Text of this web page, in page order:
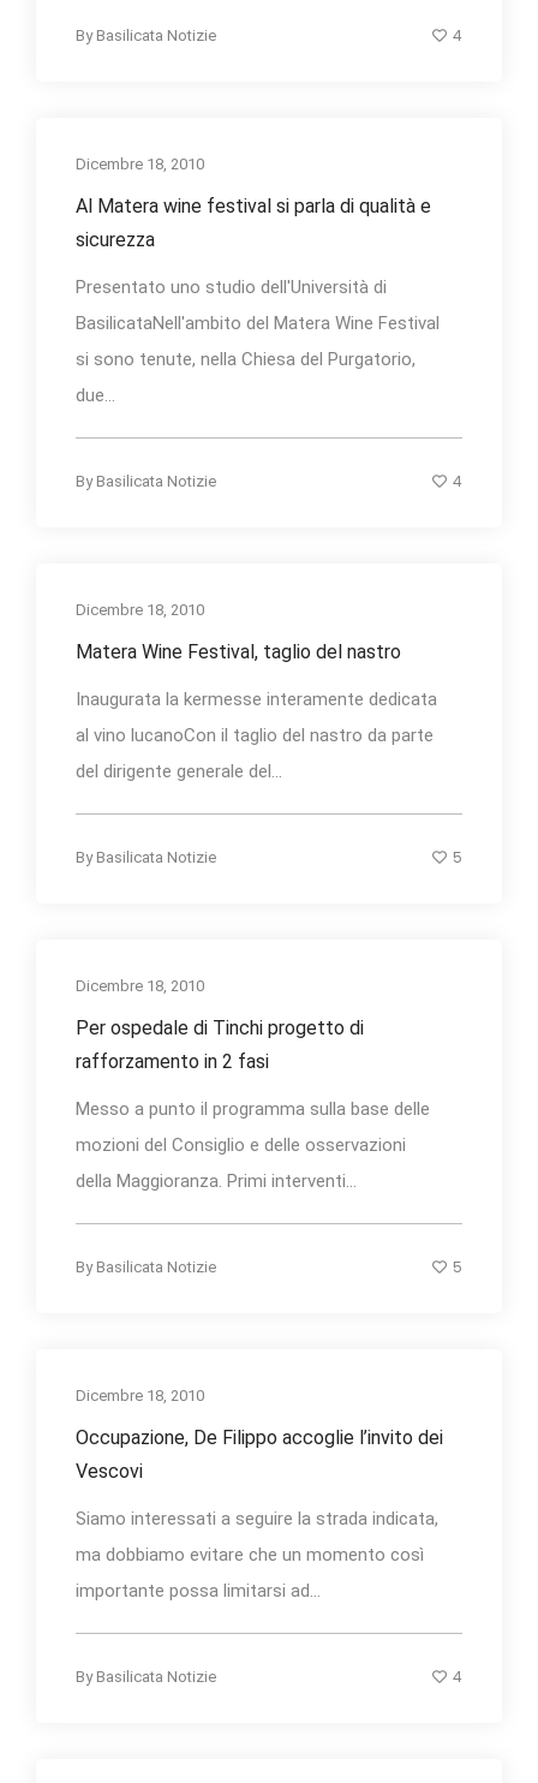
By Basilicata Notizie 4
Dicembre 18, 2010
Al Matera wine festival si parla di qualità e
sicurezza
Presentato uno studio dell'Università di
BasilicataNell'ambito del Matera Wine Festival
si sono tenute, nella Chiesa del Purgatorio,
due...
By Basilicata Notizie 4
Dicembre 18, 2010
Matera Wine Festival, taglio del nastro
Inaugurata la kermesse interamente dedicata
al vino lucanoCon il taglio del nastro da parte
del dirigente generale del...
By Basilicata Notizie 5
Dicembre 18, 2010
Per ospedale di Tinchi progetto di
rafforzamento in 2 fasi
Messo a punto il programma sulla base delle
mozioni del Consiglio e delle osservazioni
della Maggioranza. Primi interventi...
By Basilicata Notizie 5
Dicembre 18, 2010
Occupazione, De Filippo accoglie l’invito dei
Vescovi
Siamo interessati a seguire la strada indicata,
ma dobbiamo evitare che un momento così
importante possa limitarsi ad...
By Basilicata Notizie 4